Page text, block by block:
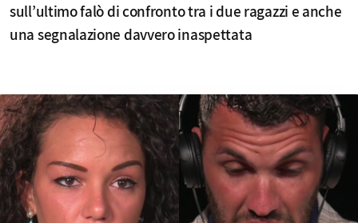
sull’ultimo falò di confronto tra i due ragazzi e anche
una segnalazione davvero inaspettata